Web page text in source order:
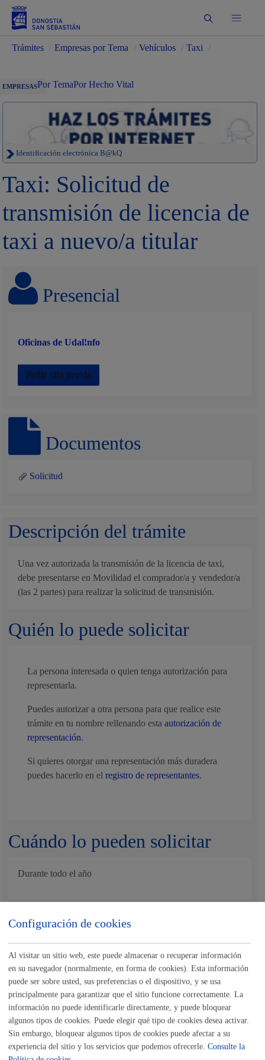
Buscar
Trámites Empresas por Tema Vehículos Taxi
EMPRESASPor TemaPor Hecho Vital
Identificación electrónica B@kQ
Taxi: Solicitud de
transmisión de licencia de
taxi a nuevo/a titular
Presencial
Oficinas de Udal!nfo
Pedir cita previa
Documentos
Solicitud
Descripción del trámite
Una vez autorizada la transmisión de la licencia de taxi,
debe presentarse en Movilidad el comprador/a y vendedor/a
(las 2 partes) para realizar la solicitud de transmisión.
Quién lo puede solicitar
La persona interesada o quien tenga autorización para
representarla.
Puedes autorizar a otra persona para que realice este
trámite en tu nombre rellenando estaautorización de
representación.
Si quieres otorgar una representación más duradera
puedes hacerlo en elregistro de representantes.
Cuándo lo pueden solicitar
Durante todo el año
Documentación necesaria
Contrato de compraventa
Nota:es obligatorioel uso del impreso específico indicado
en este trámite.
Tamaño máximo anexos:10 Mb
Cantidad a abonar
Configuración de cookies
Al visitar un sitio web, este puede almacenar o recuperar información
en su navegador (normalmente, en forma de cookies). Esta información
puede ser sobre usted, sus preferencias o el dispositivo, y se usa
principalmente para garantizar que el sitio funcione correctamente. La
información no puede identificarle directamente, y puede bloquear
algunos tipos de cookies. Puede elegir qué tipo de cookies desea activar.
Sin embargo, bloquear algunos tipos de cookies puede afectar a su
experiencia del sitio y los servicios que podemos ofrecerle. Consulte la